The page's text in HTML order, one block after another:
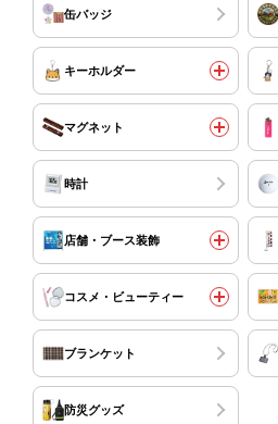
缶バッジ
キーホルダー
マグネット
時計
店舗・ブース装飾
コスメ・ビューティー
ブランケット
防災グッズ